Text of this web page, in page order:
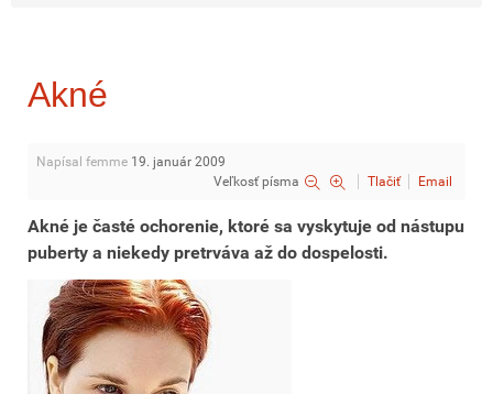
Akné
Napísal femme 19. január 2009
Veľkosť písma
Tlačiť Email
Akné je časté ochorenie, ktoré sa vyskytuje od nástupu
puberty a niekedy pretrváva až do dospelosti.